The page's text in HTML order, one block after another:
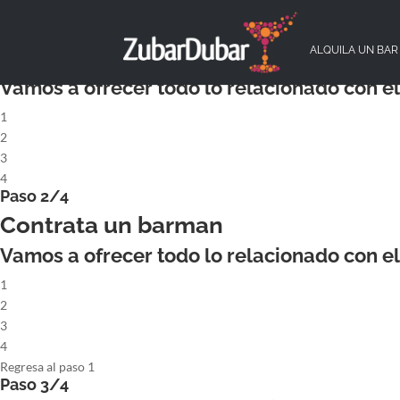
ALQUILA UN COCKTAILBAR
Vamos a ofrecer todo lo relacionado con
1
2
3
4
Paso 2/4
Contrata un barman
Vamos a ofrecer todo lo relacionado con
1
2
3
4
Regresa al paso 1
Paso 3/4
ALQUILA UN BAR